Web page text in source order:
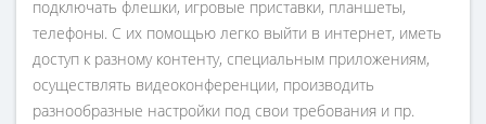
подключать флешки, игровые приставки, планшеты,
телефоны. С их помощью легко выйти в интернет, иметь
доступ к разному контенту, специальным приложениям,
осуществлять видеоконференции, производить
разнообразные настройки под свои требования и пр.